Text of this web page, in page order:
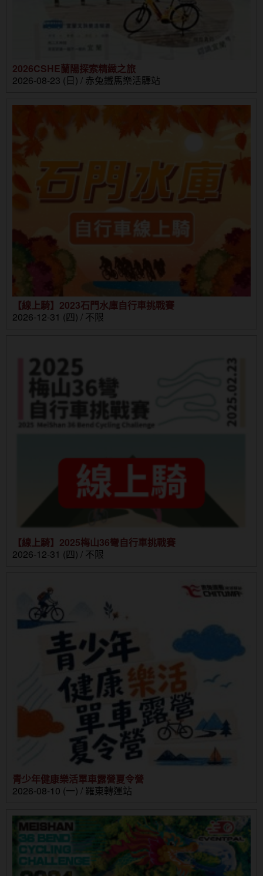
2026CSHE蘭陽探索精緻之旅
2026-08-23 (日) / 赤兔鐵馬樂活驛站
【線上騎】2023石門水庫自行車挑戰賽
2026-12-31 (四) / 不限
【線上騎】2025梅山36彎自行車挑戰賽
2026-12-31 (四) / 不限
青少年健康樂活單車露營夏令營
2026-08-10 (一) / 羅東轉運站